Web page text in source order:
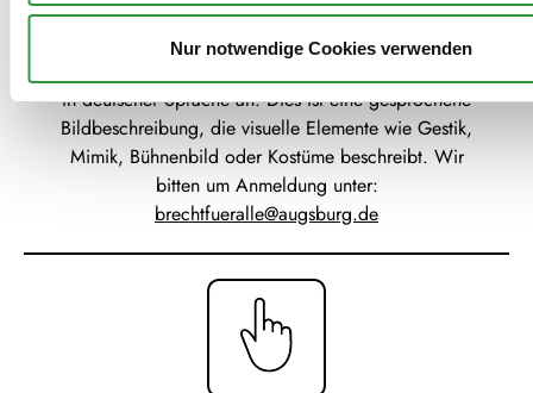
Nur notwendige Cookies verwenden
Audiodeskription
Bei Veranstaltungen, die mit diesem Icon
in deutscher Sprache an.Dies ist eine gesprochene
Bildbeschreibung, die visuelle Elemente wie Gestik,
Mimik, Bühnenbild oder Kostüme beschreibt. Wir
bitten um Anmeldung unter:
brechtfueralle@augsburg.de